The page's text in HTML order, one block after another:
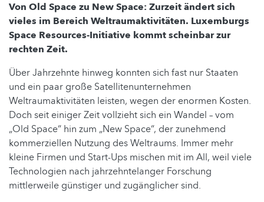
Von Old Space zu New Space: Zurzeit ändert sich
vieles im Bereich Weltraumaktivitäten. Luxemburgs
Space Resources-Initiative kommt scheinbar zur
rechten Zeit.
Über Jahrzehnte hinweg konnten sich fast nur Staaten
und ein paar große Satellitenunternehmen
Weltraumaktivitäten leisten, wegen der enormen Kosten.
Doch seit einiger Zeit vollzieht sich ein Wandel – vom
„Old Space“ hin zum „New Space“, der zunehmend
kommerziellen Nutzung des Weltraums. Immer mehr
kleine Firmen und Start-Ups mischen mit im All, weil viele
Technologien nach jahrzehntelanger Forschung
mittlerweile günstiger und zugänglicher sind.